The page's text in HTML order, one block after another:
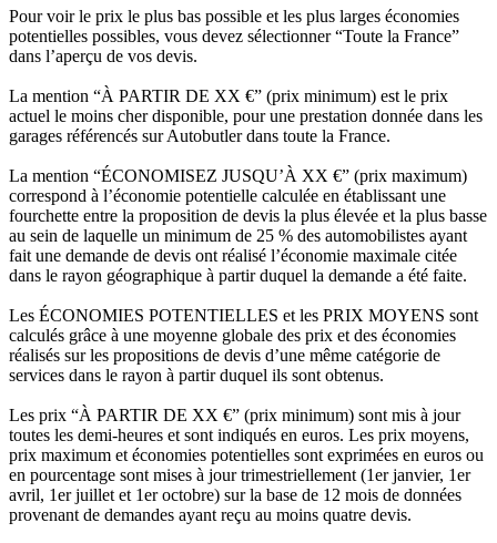
Pour voir le prix le plus bas possible et les plus larges économies
potentielles possibles, vous devez sélectionner “Toute la France”
dans l’aperçu de vos devis.
La mention “À PARTIR DE XX €” (prix minimum) est le prix
actuel le moins cher disponible, pour une prestation donnée dans les
garages référencés sur Autobutler dans toute la France.
La mention “ÉCONOMISEZ JUSQU’À XX €” (prix maximum)
correspond à l’économie potentielle calculée en établissant une
fourchette entre la proposition de devis la plus élevée et la plus basse
au sein de laquelle un minimum de 25 % des automobilistes ayant
fait une demande de devis ont réalisé l’économie maximale citée
dans le rayon géographique à partir duquel la demande a été faite.
Les ÉCONOMIES POTENTIELLES et les PRIX MOYENS sont
calculés grâce à une moyenne globale des prix et des économies
réalisés sur les propositions de devis d’une même catégorie de
services dans le rayon à partir duquel ils sont obtenus.
Les prix “À PARTIR DE XX €” (prix minimum) sont mis à jour
toutes les demi-heures et sont indiqués en euros. Les prix moyens,
prix maximum et économies potentielles sont exprimées en euros ou
en pourcentage sont mises à jour trimestriellement (1er janvier, 1er
avril, 1er juillet et 1er octobre) sur la base de 12 mois de données
provenant de demandes ayant reçu au moins quatre devis.